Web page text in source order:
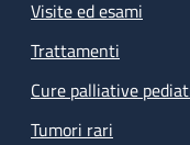
Visite ed esami
Trattamenti
Cure palliative
Tumori rari